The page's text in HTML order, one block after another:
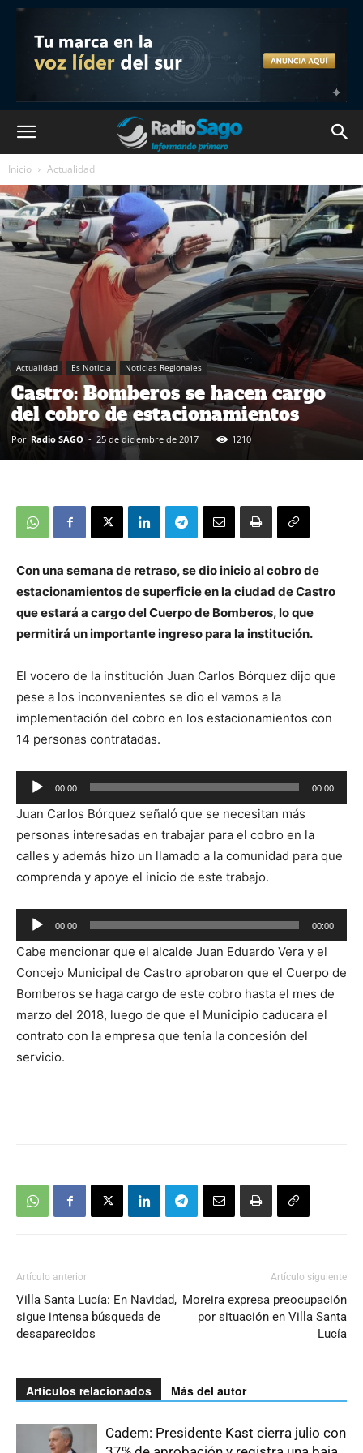
Inicio Actualidad
Actualidad Es Noticia Noticias Regionales
Castro: Bomberos se hacen cargo
del cobro de estacionamientos
Por Radio SAGO - 25 de diciembre de 2017 1210
Con una semana de retraso, se dio inicio al cobro de
estacionamientos de superficie en la ciudad de Castro
que estará a cargo del Cuerpo de Bomberos, lo que
permitirá un importante ingreso para la institución.
El vocero de la institución Juan Carlos Bórquez dijo que
pese a los inconvenientes se dio el vamos a la
implementación del cobro en los estacionamientos con
14 personas contratadas.
Reproductor
de
audio
00:00 00:00
Juan Carlos Bórquez señaló que se necesitan más
personas interesadas en trabajar para el cobro en la
calles y además hizo un llamado a la comunidad para que
comprenda y apoye el inicio de este trabajo.
Reproductor
de
audio
00:00 00:00
Cabe mencionar que el alcalde Juan Eduardo Vera y el
Concejo Municipal de Castro aprobaron que el Cuerpo de
Bomberos se haga cargo de este cobro hasta el mes de
marzo del 2018, luego de que el Municipio caducara el
contrato con la empresa que tenía la concesión del
servicio.
Artículo anterior
Villa Santa Lucía: En Navidad,
sigue intensa búsqueda de
desaparecidos
Artículo siguiente
Moreira expresa preocupación
por situación en Villa Santa
Lucía
Artículos relacionados Más del autor
Cadem: Presidente Kast cierra julio con